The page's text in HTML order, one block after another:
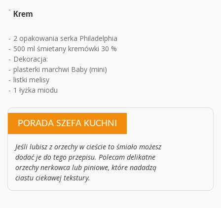
Krem
2 opakowania serka Philadelphia
500 ml śmietany kremówki 30 %
Dekoracja:
plasterki marchwi Baby (mini)
listki melisy
1 łyżka miodu
PORADA SZEFA KUCHNI
Jeśli lubisz z orzechy w cieście to śmiało możesz
dodać je do tego przepisu. Polecam delikatne
orzechy nerkowca lub piniowe, które nadadzą
ciastu ciekawej tekstury.